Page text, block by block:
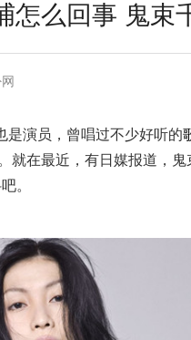
怎么回事 鬼束
是演员，曾唱过不少好听的
就在最近，有日媒报道，
吧。